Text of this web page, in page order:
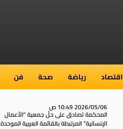
اقتصاد رياضة صحة فن
2026/05/06 10:49 ص
المحكمة تصادق على حلّ جمعية “الأعمال
الإنسانية” المرتبطة بالقائمة العربية الموحدة